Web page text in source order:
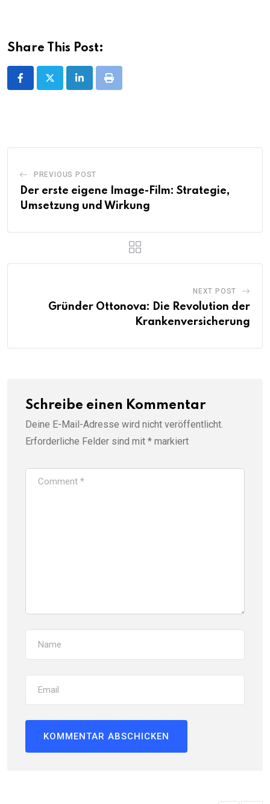
Share This Post:
LinkedInPrint
PREVIOUS POST
Der erste eigene Image-Film: Strategie,
Umsetzung und Wirkung
NEXT POST
Gründer Ottonova: Die Revolution der
Krankenversicherung
Schreibe einen Kommentar
Deine E-Mail-Adresse wird nicht veröffentlicht.
Erforderliche Felder sind mit * markiert